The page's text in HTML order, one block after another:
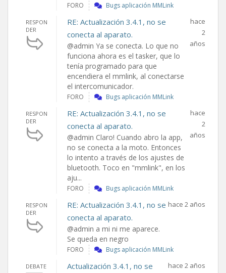
FORO Bugs aplicación MMLink
RESPON
DER
RE: Actualización 3.4.1, no se
conecta al aparato.
@admin Ya se conecta. Lo que no
funciona ahora es el tasker, que lo
tenía programado para que
encendiera el mmlink, al conectarse
el intercomunicador.
hace
2
años
FORO Bugs aplicación MMLink
RESPON
DER
RE: Actualización 3.4.1, no se
conecta al aparato.
@admin Claro! Cuando abro la app,
no se conecta a la moto. Entonces
lo intento a través de los ajustes de
bluetooth. Toco en "mmlink", en los
aju...
hace
2
años
FORO Bugs aplicación MMLink
RESPON
DER
RE: Actualización 3.4.1, no se
conecta al aparato.
@admin a mi ni me aparece.
Se queda en negro
hace 2 años
FORO Bugs aplicación MMLink
DEBATE
Actualización 3.4.1, no se
hace 2 años